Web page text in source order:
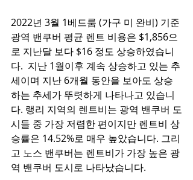
2022년 3월 1베드룸 (가구 미 완비) 기준
광역 밴쿠버 평균 렌트 비용은 $1,856으
로 지난달 보다 $16 정도 상승하였습니
다.  지난 1월이후 계속 상승하고 있는 추
세이며 지난 6개월 동안을 보아도 상승
하는 추세가 뚜렷하게 나타나고 있습니
다. 랭리 지역의 렌트비는 광역 밴쿠버 도
시들 중 가장 저렴한 편이지만 렌트비 상
승률은 14.52%로 매우 높았습니다. 그리
고 노스 밴쿠버는 렌트비가 가장 높은 광
역 밴쿠버 도시로 나타났습니다.